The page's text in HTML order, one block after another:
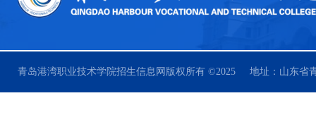
青岛港湾职业技术学院招生信息网版权所有 ©2025 地址：山东